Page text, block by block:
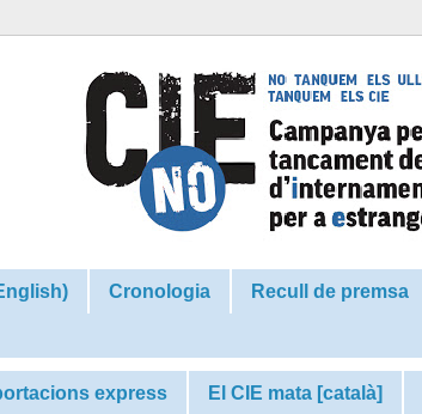
Cronologia Recull de premsa
express El CIE mata [català]